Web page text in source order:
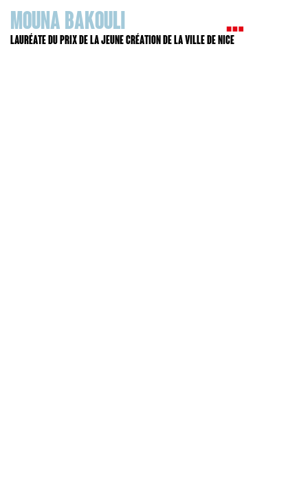
Mouna Bakouli
Lauréate du prix de la jeune création de la Ville de Nice